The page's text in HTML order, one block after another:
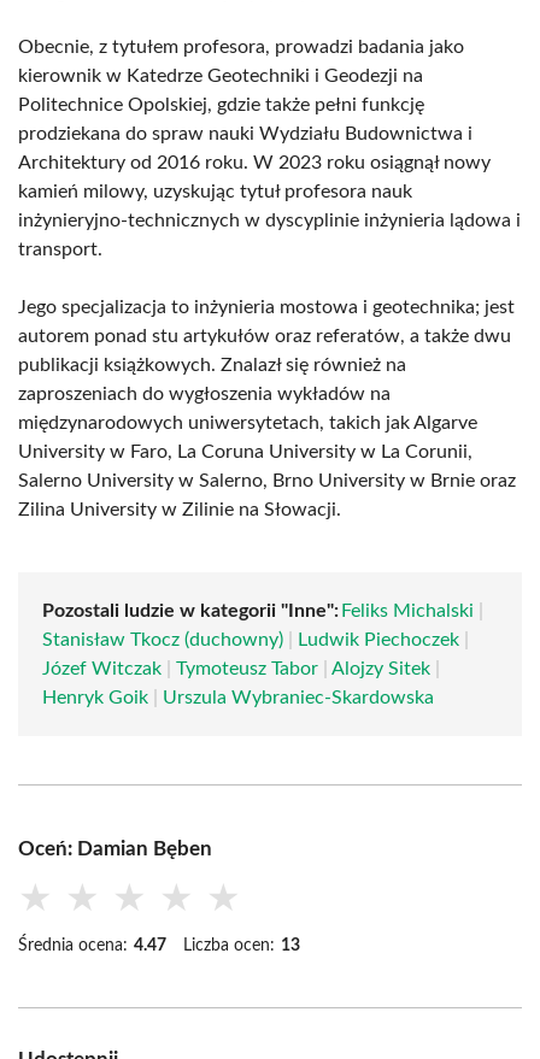
Obecnie, z tytułem profesora, prowadzi badania jako
kierownik w Katedrze Geotechniki i Geodezji na
Politechnice Opolskiej, gdzie także pełni funkcję
prodziekana do spraw nauki Wydziału Budownictwa i
Architektury od 2016 roku. W 2023 roku osiągnął nowy
kamień milowy, uzyskując tytuł profesora nauk
inżynieryjno-technicznych w dyscyplinie inżynieria lądowa i
transport.
Jego specjalizacja to inżynieria mostowa i geotechnika; jest
autorem ponad stu artykułów oraz referatów, a także dwu
publikacji książkowych. Znalazł się również na
zaproszeniach do wygłoszenia wykładów na
międzynarodowych uniwersytetach, takich jak Algarve
University w Faro, La Coruna University w La Corunii,
Salerno University w Salerno, Brno University w Brnie oraz
Zilina University w Zilinie na Słowacji.
Pozostali ludzie w kategorii "Inne": Feliks Michalski
Stanisław Tkocz (duchowny)
Ludwik Piechoczek
Józef Witczak
Tymoteusz Tabor Alojzy Sitek
Henryk Goik
Urszula Wybraniec-Skardowska
Oceń: Damian Bęben
★ ★ ★ ★ ★
Średnia ocena: 4.47 Liczba ocen: 13